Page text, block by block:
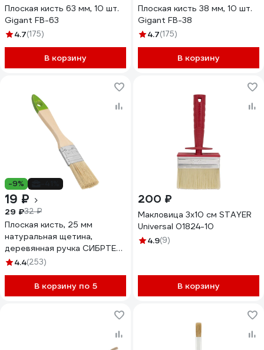
Плоская кисть 63 мм, 10 шт.
Gigant FB-63
4.7(175)
В корзину
Плоская кисть 38 мм, 10 шт.
Gigant FB-38
4.7(175)
В корзину
-9%
19 ₽
29 ₽32 ₽
Плоская кисть, 25 мм
натуральная щетина,
деревянная ручка СИБРТЕХ
82261
4.4(253)
В корзину по 5
200 ₽
Макловица 3х10 см STAYER
Universal 01824-10
4.9(9)
В корзину